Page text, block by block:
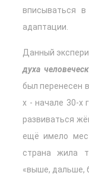
вписываться
адаптации.
Данный
духа
был перенесен
х - начале 30-х
развиваться
ещё имело
страна жила
«выше, дальше,